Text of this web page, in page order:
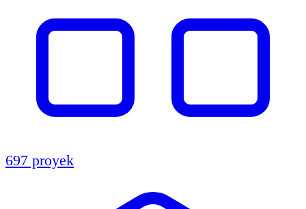
697 proyek